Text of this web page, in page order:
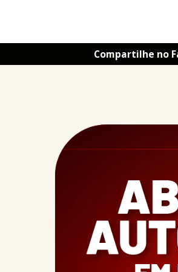
Compartilhe no